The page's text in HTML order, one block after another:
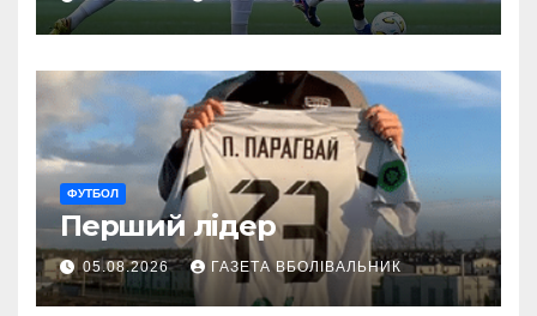
ФУТБОЛ
Перший лідер
05.08.2026 ГАЗЕТА ВБОЛІВАЛЬНИК